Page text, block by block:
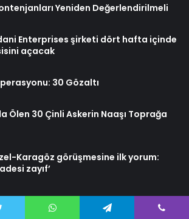
Yeniden Değerlendirilmeli
Enterprises şirketi dört hafta içinde
açacak
30 Gözaltı
Ölen 30 Çinli Askerin Naaşı Toprağa
Karagöz görüşmesine ilk yorum:
zayıf’